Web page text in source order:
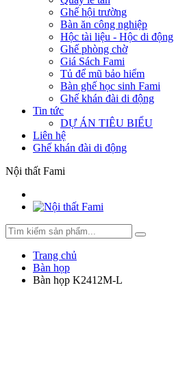
Ghế hội trường
Bàn ăn công nghiệp
Hộc tài liệu - Hộc di động
Ghế phòng chờ
Giá Sách Fami
Tủ để mũ bảo hiểm
Bàn ghế học sinh Fami
Ghế khán đài di động
Tin tức
DỰ ÁN TIÊU BIỂU
Liên hệ
Ghế khán đài di động
Nội thất Fami
Trang chủ
Bàn họp
Bàn họp K2412M-L